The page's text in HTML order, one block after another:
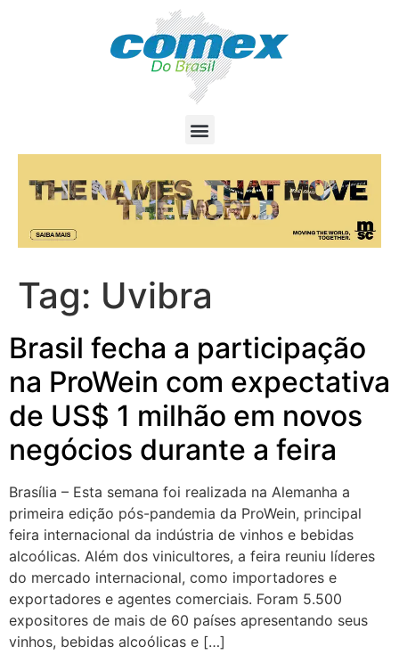
Tag: Uvibra
Brasil fecha a participação
na ProWein com expectativa
de US$ 1 milhão em novos
negócios durante a feira
Brasília – Esta semana foi realizada na Alemanha a
primeira edição pós-pandemia da ProWein, principal
feira internacional da indústria de vinhos e bebidas
alcoólicas. Além dos vinicultores, a feira reuniu líderes
do mercado internacional, como importadores e
exportadores e agentes comerciais. Foram 5.500
expositores de mais de 60 países apresentando seus
vinhos, bebidas alcoólicas e […]